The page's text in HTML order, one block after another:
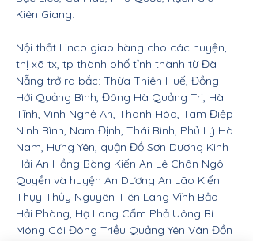
Kiên Giang.
Nội thất Linco giao hàng cho các huyện,
thị xã tx, tp thành phố tỉnh thành từ Đà
Nẵng trở ra bắc: Thừa Thiên Huế, Đồng
Hới Quảng Bình, Đông Hà Quảng Trị, Hà
Tĩnh, Vinh Nghệ An, Thanh Hóa, Tam Điệp
Ninh Bình, Nam Định, Thái Bình, Phủ Lý Hà
Nam, Hưng Yên, quận Đồ Sơn Dương Kinh
Hải An Hồng Bàng Kiến An Lê Chân Ngô
Quyền và huyện An Dương An Lão Kiến
Thụy Thủy Nguyên Tiên Lãng Vĩnh Bảo
Hải Phòng, Hạ Long Cẩm Phả Uông Bí
Móng Cái Đông Triều Quảng Yên Vân Đồn